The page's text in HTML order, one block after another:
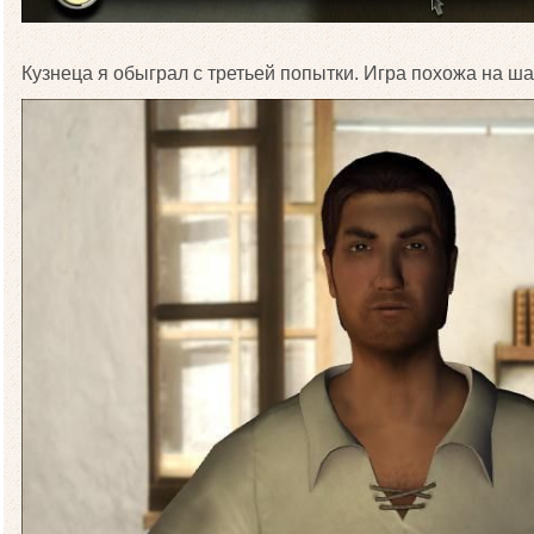
Кузнеца я обыграл с третьей попытки. Игра похожа на